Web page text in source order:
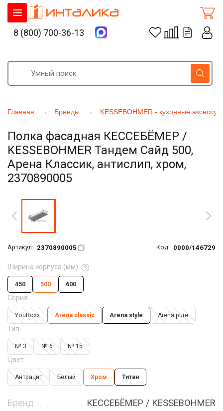
Главная Бренды KESSEBOHMER - кухонные
Полка фасадная КЕССЕБЁМЕР /
KESSEBOHMER Тандем Сайд 500,
Арена Классик, антислип, хром,
2370890005
Артикул: 2370890005 Код: 0000/146729
Ширина корпуса (мм)
450 500 600
Серия
YouBoxx Arena classic Arena style Arena pure
Тип
№ 3 № 6 № 15
Цвет
Антрацит Белый Хром Титан
Бренд
КЕССЕБЁМЕР / KESSEBOHMER
8 (800) 700-36-13